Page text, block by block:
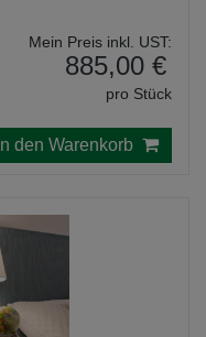
Mein Preis inkl. UST:
885,00 €
pro Stück
In den Warenkorb